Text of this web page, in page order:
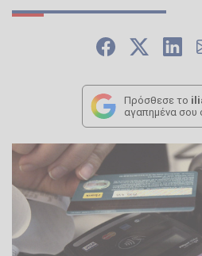
Πρόσθεσε το
αγαπημένα σου